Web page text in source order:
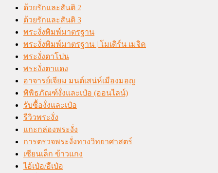
ด้วยรักและสันติ 2
ด้วยรักและสันติ 3
พระงั่งพิมพ์มาตรฐาน
พระงั่งพิมพ์มาตรฐาน | โมเดิร์น เมจิค
พระงั่งตาโปน
พระงั่งตาแดง
อาจารย์เจียม มนต์เสน่ห์เมืองมอญ
พิพิธภัณฑ์งั่งและเป๋อ (ออนไลน์)
รับซื้องั่งและเป๋อ
รีวิวพระงั่ง
แกะกล่องพระงั่ง
การตรวจพระงั่งทางวิทยาศาสตร์
เซียนเล็ก ข้าวแกง
ไอ้เป๋อ/อีเป๋อ